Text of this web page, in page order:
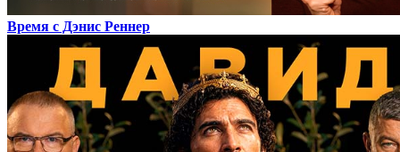
Время с Дэнис Реннер